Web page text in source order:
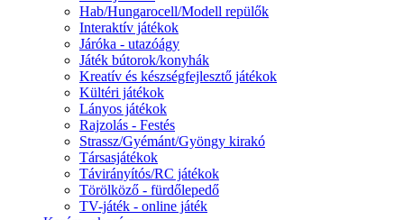
Hab/Hungarocell/Modell repülők
Interaktív játékok
Járóka - utazóágy
Játék bútorok/konyhák
Kreatív és készségfejlesztő játékok
Kültéri játékok
Lányos játékok
Rajzolás - Festés
Strassz/Gyémánt/Gyöngy kirakó
Társasjátékok
Távirányítós/RC játékok
Törölköző - fürdőlepedő
TV-játék - online játék